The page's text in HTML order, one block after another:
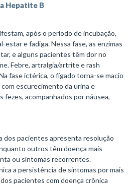
Hepatite B
após o período de incubação,
estar e fadiga. Nessa fase, as enzimas
e alguns pacientes têm dor no
Febre, artralgia/artrite e rash
fase ictérica, o fígado torna-se macio
escurecimento da urina e
fezes, acompanhados por náusea,
dos pacientes apresenta resolução
outros têm doença mais
ou sintomas recorrentes.
a persistência de sintomas por mais
pacientes com doença crônica